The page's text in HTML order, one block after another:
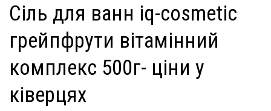
сіль для ванн iq-cosmetic
грейпфрути вітамінний
комплекс 500г- ціни у
ківерцях